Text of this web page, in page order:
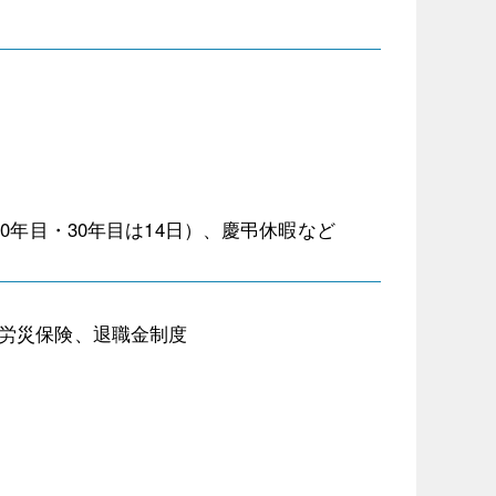
目・30年目は14日）、慶弔休暇など
災保険、退職金制度